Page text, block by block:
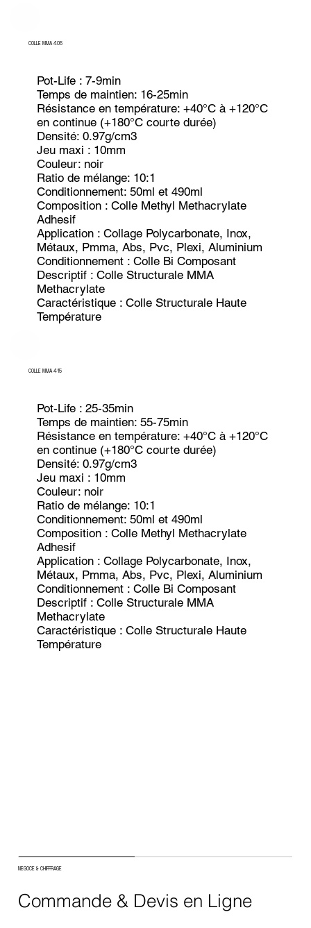
Pot-Life : 7-9min
Temps de maintien: 16-25min
Résistance en température: +40°C à +120°C
en continue (+180°C courte durée)
Densité: 0.97g/cm3
Jeu maxi : 10mm
Couleur: noir
Ratio de mélange: 10:1
Conditionnement: 50ml et 490ml
Composition : Colle Methyl Methacrylate
Adhesif
Application : Collage Polycarbonate, Inox,
Métaux, Pmma, Abs, Pvc, Plexi, Aluminium
Conditionnement : Colle Bi Composant
Descriptif : Colle Structurale MMA
Methacrylate
Caractéristique : Colle Structurale Haute
Température
COLLE MMA 405
Pot-Life : 25-35min
Temps de maintien: 55-75min
Résistance en température: +40°C à +120°C
en continue (+180°C courte durée)
Densité: 0.97g/cm3
Jeu maxi : 10mm
Couleur: noir
Ratio de mélange: 10:1
Conditionnement: 50ml et 490ml
Composition : Colle Methyl Methacrylate
Adhesif
Application : Collage Polycarbonate, Inox,
Métaux, Pmma, Abs, Pvc, Plexi, Aluminium
Conditionnement : Colle Bi Composant
Descriptif : Colle Structurale MMA
Methacrylate
Caractéristique : Colle Structurale Haute
Température
COLLE MMA 415
Commande & Devis en Ligne
NEGOCE & CHIFFRAGE